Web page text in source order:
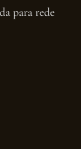
para rede